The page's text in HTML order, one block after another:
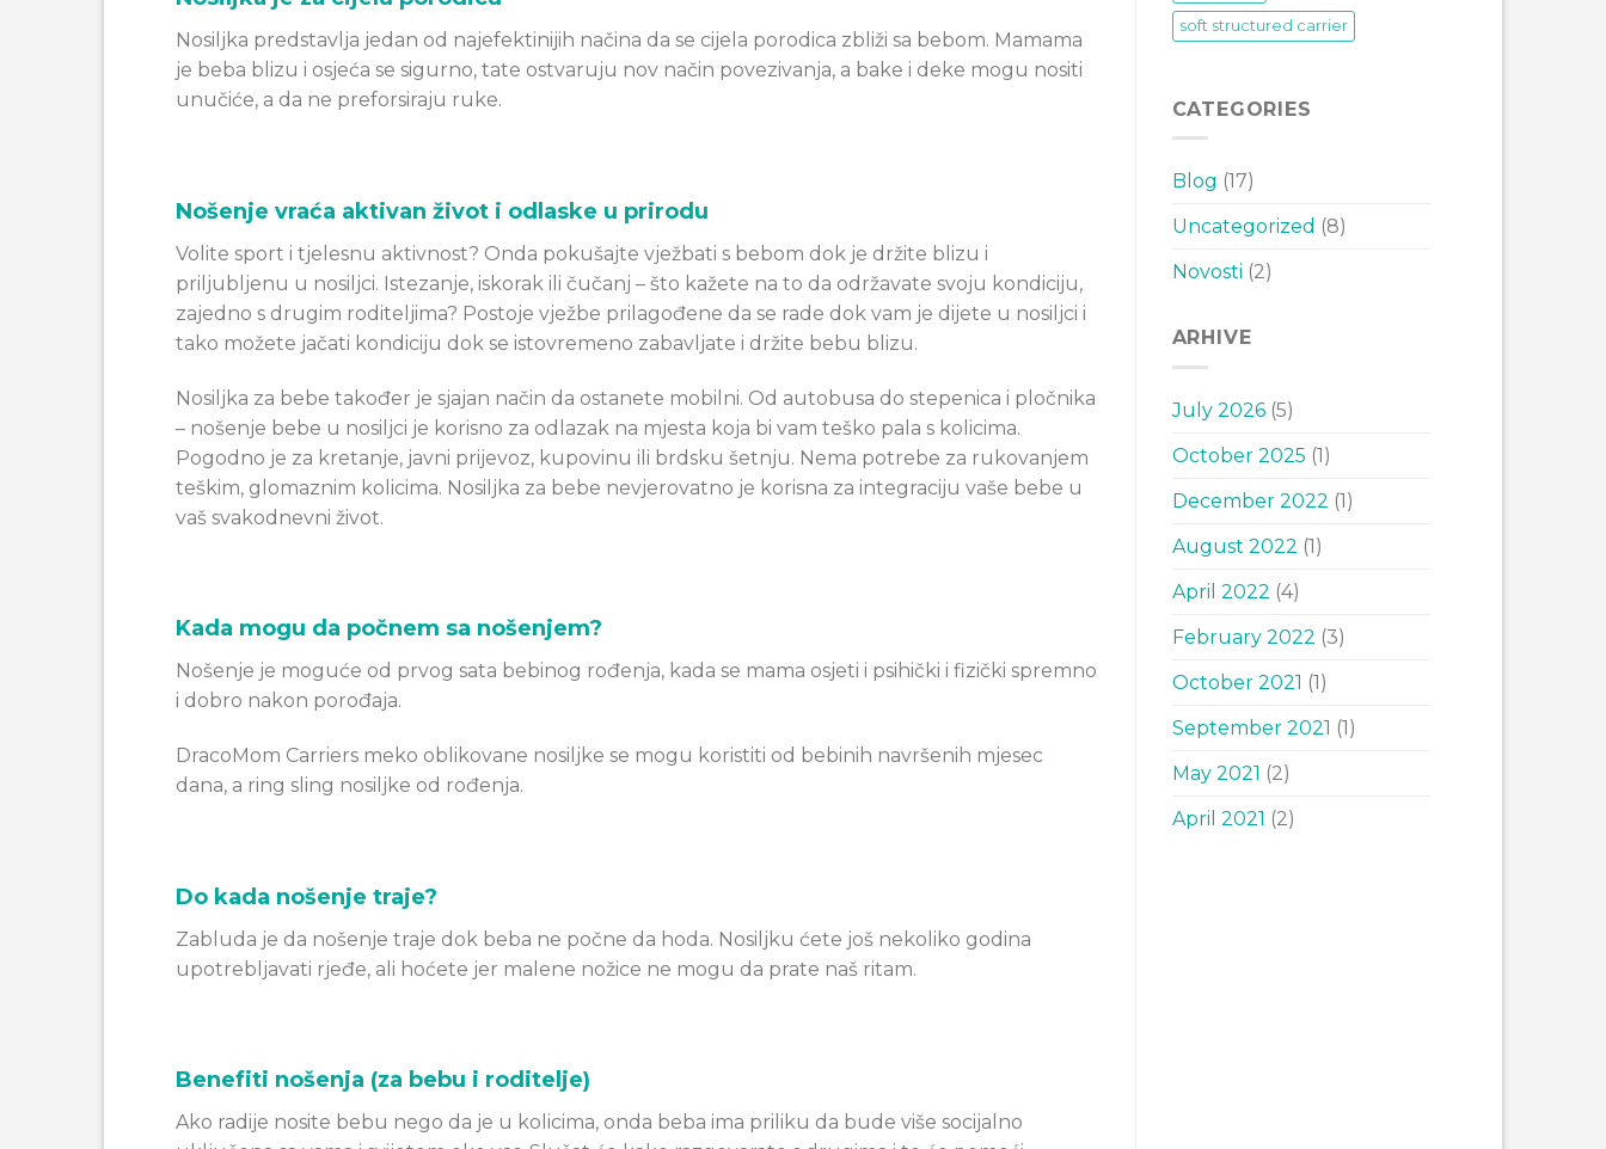
Nosiljka predstavlja jedan od najefektinijih načina da se cijela porodica zbliži sa bebom. Mamama
je beba blizu i osjeća se sigurno, tate ostvaruju nov način povezivanja, a bake i deke mogu nositi
unučiće, a da ne preforsiraju ruke.
Nošenje vraća aktivan život i odlaske u prirodu
Volite sport i tjelesnu aktivnost? Onda pokušajte vježbati s bebom dok je držite blizu i
priljubljenu u nosiljci. Istezanje, iskorak ili čučanj – što kažete na to da održavate svoju kondiciju,
zajedno s drugim roditeljima? Postoje vježbe prilagođene da se rade dok vam je dijete u nosiljci i
tako možete jačati kondiciju dok se istovremeno zabavljate i držite bebu blizu.
Nosiljka za bebe također je sjajan način da ostanete mobilni. Od autobusa do stepenica i pločnika
– nošenje bebe u nosiljci je korisno za odlazak na mjesta koja bi vam teško pala s kolicima.
Pogodno je za kretanje, javni prijevoz, kupovinu ili brdsku šetnju. Nema potrebe za rukovanjem
teškim, glomaznim kolicima. Nosiljka za bebe nevjerovatno je korisna za integraciju vaše bebe u
vaš svakodnevni život.
Kada mogu da počnem sa nošenjem?
Nošenje je moguće od prvog sata bebinog rođenja, kada se mama osjeti i psihički i fizički spremno
i dobro nakon porođaja.
DracoMom Carriers meko oblikovane nosiljke se mogu koristiti od bebinih navršenih mjesec
dana, a ring sling nosiljke od rođenja.
Do kada nošenje traje?
Zabluda je da nošenje traje dok beba ne počne da hoda. Nosiljku ćete još nekoliko godina
upotrebljavati rjeđe, ali hoćete jer malene nožice ne mogu da prate naš ritam.
Benefiti nošenja (za bebu i roditelje)
Ako radije nosite bebu nego da je u kolicima, onda beba ima priliku da bude više socijalno
soft structured carrier
CATEGORIES
Blog (17)
Uncategorized (8)
Novosti (2)
ARHIVE
July 2026(5)
October 2025 (1)
December 2022 (1)
August 2022 (1)
April 2022 (4)
February 2022 (3)
October 2021 (1)
September 2021 (1)
May 2021 (2)
April 2021 (2)